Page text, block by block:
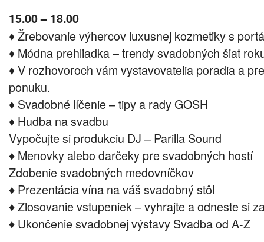
15.00 – 18.00
♦ Žrebovanie výhercov luxusnej kozmetiky s
♦ Módna prehliadka – trendy svadobných šiat
♦ V rozhovoroch vám vystavovatelia poradia a
ponuku.
♦ Svadobné líčenie – tipy a rady GOSH
♦ Hudba na svadbu
Vypočujte si produkciu DJ – Parilla Sound
♦ Menovky alebo darčeky pre svadobných hostí
Zdobenie svadobných medovníčkov
♦ Prezentácia vína na váš svadobný stôl
♦ Zlosovanie vstupeniek – vyhrajte a odneste si
♦ Ukončenie svadobnej výstavy Svadba od A-Z